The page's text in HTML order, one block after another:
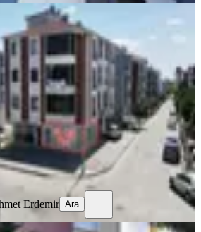
Mah. Köşe Konum
İskanlı 30 M2 Dükkan
Çorlu
· 31 m² Düz Giriş (Zemin) · 08.08.2026
₺
Erdemir
Erdemir Ara